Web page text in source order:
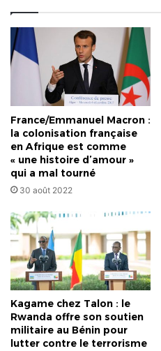
et
grand
soulagement.
Pour
délivrance...
France/Emmanuel Macron :
la colonisation française
en Afrique est comme
« une histoire d’amour »
qui a mal tourné
30 août 2022
Kagame chez Talon : le
Rwanda offre son soutien
militaire au Bénin pour
lutter contre le terrorisme